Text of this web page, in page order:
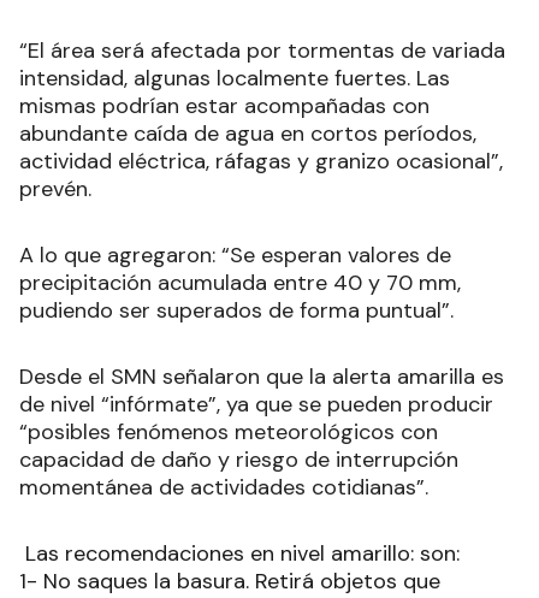
“El área será afectada por tormentas de variada
intensidad, algunas localmente fuertes. Las
mismas podrían estar acompañadas con
abundante caída de agua en cortos períodos,
actividad eléctrica, ráfagas y granizo ocasional”,
prevén.
A lo que agregaron: “Se esperan valores de
precipitación acumulada entre 40 y 70 mm,
pudiendo ser superados de forma puntual”.
Desde el SMN señalaron que la alerta amarilla es
de nivel “infórmate”, ya que se pueden producir
“posibles fenómenos meteorológicos con
capacidad de daño y riesgo de interrupción
momentánea de actividades cotidianas”.
Las recomendaciones en nivel amarillo: son:
1- No saques la basura. Retirá objetos que